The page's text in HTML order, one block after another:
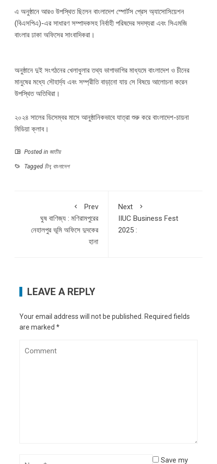
এ অনুষ্ঠানে আরও উপস্থিত ছিলেন বাংলাদেশ স্পোর্টস প্রেস অ্যাসোসিয়েশন
(বিএসপিএ)-এর সাধারণ সম্পাদকসহ নির্বাহী পরিষদের সদস্যরা এবং সিএমজি
বাংলার ঢাকা অফিসের সাংবাদিকরা।
অনুষ্ঠানে দুই সংগঠনের খেলাধুলার তথ্য ভাগাভাগির মাধ্যমে বাংলাদেশ ও চীনের
মানুষের মধ্যে সৌহার্দ্য এবং সম্প্রীতি বাড়া্নো যায় সে বিষয়ে আলোচনা করেন
উপস্থিত অতিথিরা।
২০২৪ সালের ডিসেম্বর মাসে আনুষ্ঠানিকভাবে যাত্রা শুরু করে বাংলাদেশ-চায়না
মিডিয়া ক্লাব।
Posted in জাতীয়
Tagged চীন, বাংলাদেশ
Prev
ঘুষ বাণিজ্য : মণিরামপুরের
নেহালপুর ভূমি অফিসে দুদকের
হানা
Next
IIUC Business Fest
2025 :
LEAVE A REPLY
Your email address will not be published. Required fields
are marked *
Save my